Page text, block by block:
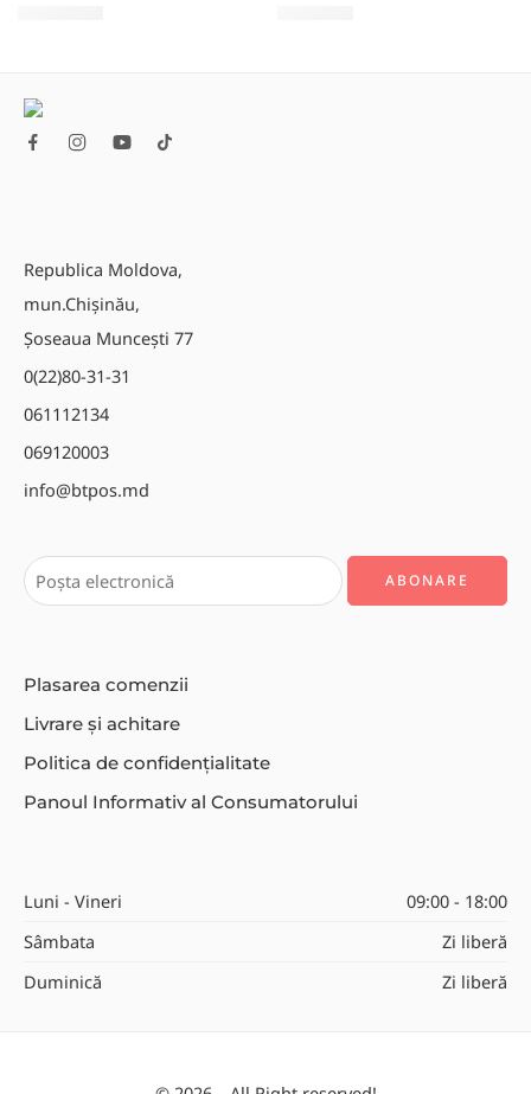
Republica Moldova,
mun.Chișinău,
Șoseaua Muncești 77
0(22)80-31-31
061112134
069120003
info@btpos.md
Plasarea comenzii
Livrare și achitare
Politica de confidențialitate
Panoul Informativ al Consumatorului
Luni - Vineri
09:00 - 18:00
Sâmbata
Zi liberă
Duminică
Zi liberă